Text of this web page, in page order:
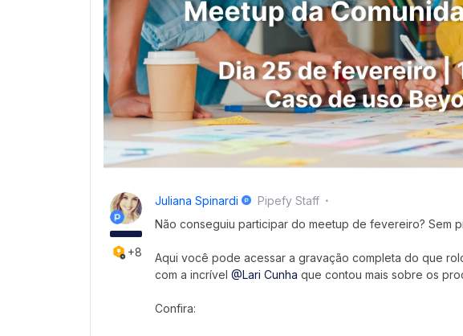
+8
Juliana Spinardi
Pipefy Staff
Não conseguiu participar do meetup de fevereiro? Sem
Aqui você pode acessar a gravação completa do que
com a incrível @Lari Cunha que contou mais sobre os
Confira: